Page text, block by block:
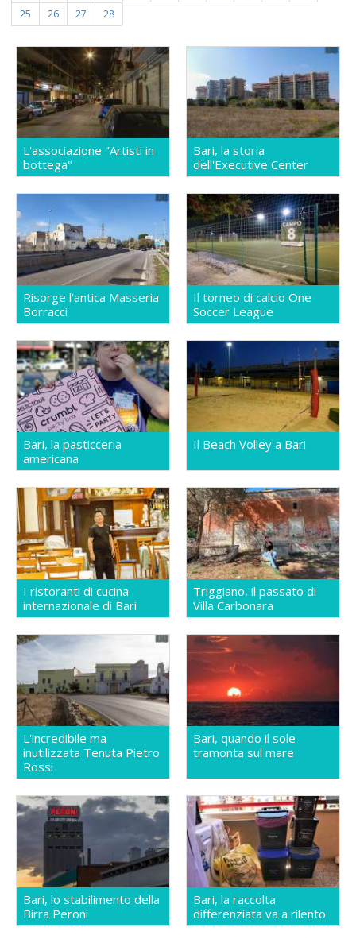
25
26 27 28
L'associazione "Artisti in
bottega"
Bari, la storia
dell'Executive Center
Risorge l'antica Masseria
Borracci
Il torneo di calcio One
Soccer League
Bari, la pasticceria
americana
Il Beach Volley a Bari
I ristoranti di cucina
internazionale di Bari
Triggiano, il passato di
Villa Carbonara
L'incredibile ma
inutilizzata Tenuta Pietro
Rossi
Bari, quando il sole
tramonta sul mare
Bari, lo stabilimento della
Birra Peroni
Bari, la raccolta
differenziata va a rilento